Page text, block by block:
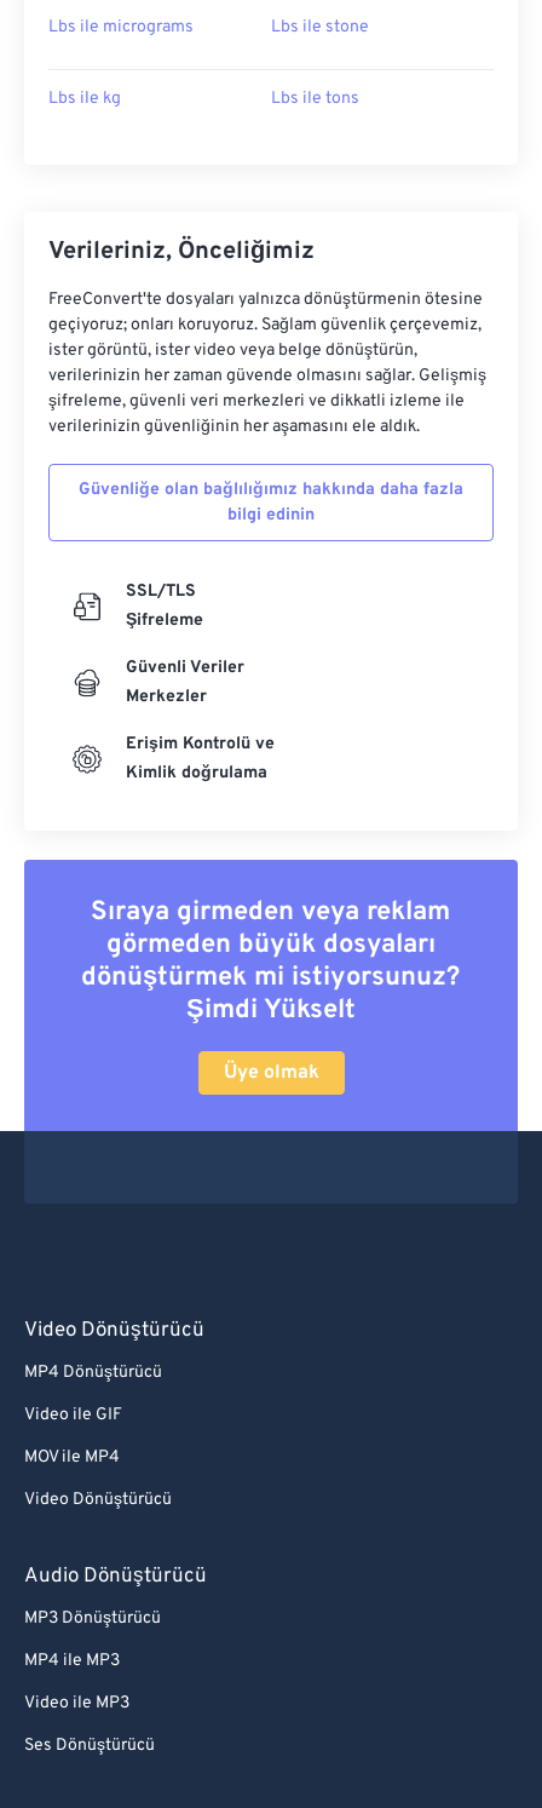
Lbs ile micrograms Lbs ile stone
Lbs ile kg Lbs ile tons
Verileriniz, Önceliğimiz
FreeConvert'te dosyaları yalnızca dönüştürmenin ötesine
geçiyoruz; onları koruyoruz. Sağlam güvenlik çerçevemiz,
ister görüntü, ister video veya belge dönüştürün,
verilerinizin her zaman güvende olmasını sağlar. Gelişmiş
şifreleme, güvenli veri merkezleri ve dikkatli izleme ile
verilerinizin güvenliğinin her aşamasını ele aldık.
Güvenliğe olan bağlılığımız hakkında daha fazla
bilgi edinin
SSL/TLS
Şifreleme
Güvenli Veriler
Merkezler
Erişim Kontrolü ve
Kimlik doğrulama
Sıraya girmeden veya reklam
görmeden büyük dosyaları
dönüştürmek mi istiyorsunuz?
Şimdi Yükselt
Üye olmak
Video Dönüştürücü
MP4 Dönüştürücü
Video ile GIF
MOV ile MP4
Video Dönüştürücü
Audio Dönüştürücü
MP3 Dönüştürücü
MP4 ile MP3
Video ile MP3
Ses Dönüştürücü